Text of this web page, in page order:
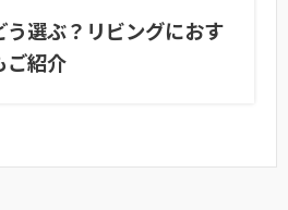
う選ぶ？リビングにおす
ご紹介